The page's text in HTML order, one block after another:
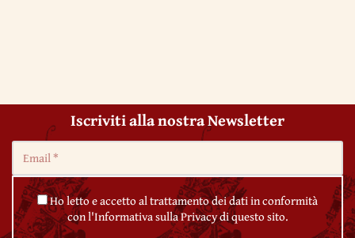
Iscriviti alla nostra Newsletter
Ho letto e accetto al trattamento dei dati in conformità
con l'Informativa sulla Privacy di questo sito.